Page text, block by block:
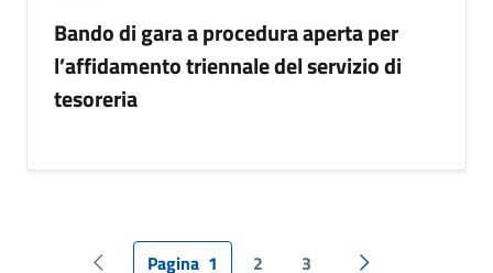
Bando di gara a procedura aperta per
l’affidamento triennale del servizio di
tesoreria
Pagina 1 2 3